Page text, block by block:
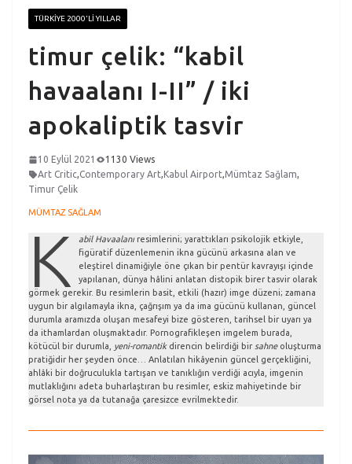
TÜRKIYE 2000'LI YILLAR
timur çelik: “kabil
havaalanı I-II” / iki
apokaliptik tasvir
10 Eylül 2021
1130 Views
Art Critic,Contemporary Art,Kabul Airport,Mümtaz Sağlam,
Timur Çelik
MÜMTAZ SAĞLAM
K abil Havaalanıresimlerini; yarattıkları psikolojik etkiyle,
figüratif düzenlemenin ikna gücünü arkasına alan ve
eleştirel dinamiğiyle öne çıkan bir pentür kavrayışı içinde
yapılanan, dünya hâlini anlatan distopik birer tasvir olarak
görmek gerekir. Bu resimlerin basit, etkili (hazır) imge düzeni; zamana
uygun bir algılamayla ikna, çağrışım ya da ima gücünü kullanan, güncel
durumla aramızda oluşan mesafeyi bize gösteren, tarihsel bir uyarı ya
da ithamlardan oluşmaktadır. Pornografikleşen imgelem burada,
kötücül bir durumla, yeni-romantikdirencin belirdiği bir sahneoluşturma
pratiğidir her şeyden önce… Anlatılan hikâyenin güncel gerçekliğini,
ahlâki bir doğruculukla tartışan ve tanıklığın verdiği acıyla, imgenin
mutlaklığını adeta buharlaştıran bu resimler, eskiz mahiyetinde bir
görsel nota ya da tutanağa çaresizce evrilmektedir.